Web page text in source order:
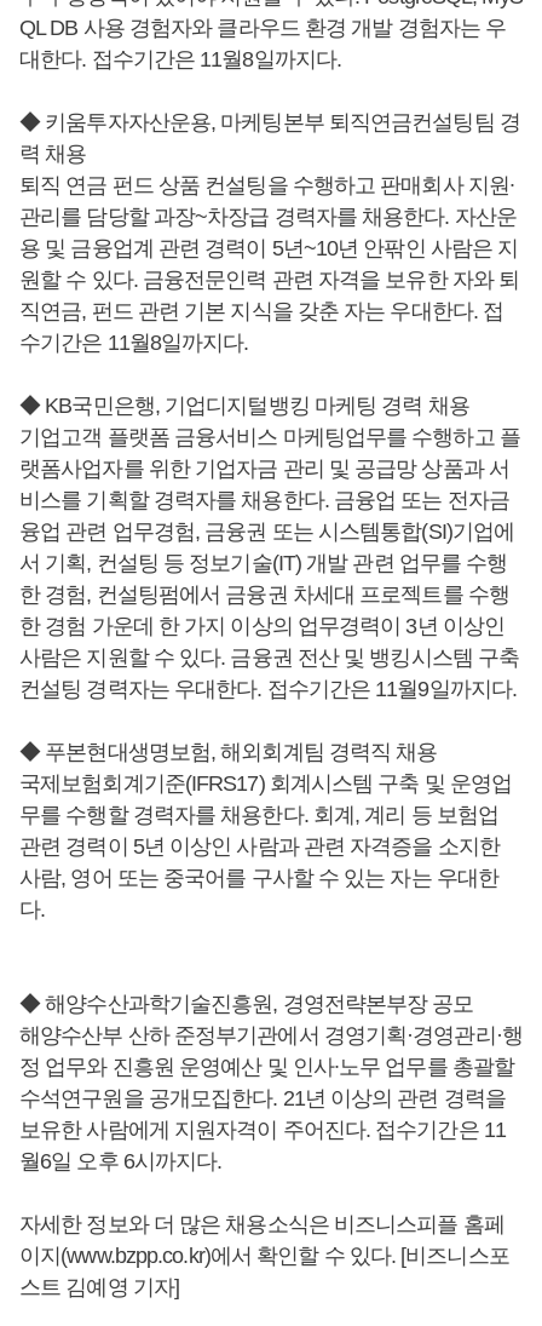
QL DB 사용 경험자와 클라우드 환경 개발 경험자는 우
대한다. 접수기간은 11월8일까지다.
◆ 키움투자자산운용, 마케팅본부 퇴직연금컨설팅팀 경
력 채용
퇴직 연금 펀드 상품 컨설팅을 수행하고 판매회사 지원∙
관리를 담당할 과장~차장급 경력자를 채용한다. 자산운
용 및 금융업계 관련 경력이 5년~10년 안팎인 사람은 지
원할 수 있다. 금융전문인력 관련 자격을 보유한 자와 퇴
직연금, 펀드 관련 기본 지식을 갖춘 자는 우대한다. 접
수기간은 11월8일까지다.
◆ KB국민은행, 기업디지털뱅킹 마케팅 경력 채용
기업고객 플랫폼 금융서비스 마케팅업무를 수행하고 플
랫폼사업자를 위한 기업자금 관리 및 공급망 상품과 서
비스를 기획할 경력자를 채용한다. 금융업 또는 전자금
융업 관련 업무경험, 금융권 또는 시스템통합(SI)기업에
서 기획, 컨설팅 등 정보기술(IT) 개발 관련 업무를 수행
한 경험, 컨설팅펌에서 금융권 차세대 프로젝트를 수행
한 경험 가운데 한 가지 이상의 업무경력이 3년 이상인
사람은 지원할 수 있다. 금융권 전산 및 뱅킹시스템 구축
컨설팅 경력자는 우대한다. 접수기간은 11월9일까지다.
◆ 푸본현대생명보험, 해외회계팀 경력직 채용
국제보험회계기준(IFRS17) 회계시스템 구축 및 운영업
무를 수행할 경력자를 채용한다. 회계, 계리 등 보험업
관련 경력이 5년 이상인 사람과 관련 자격증을 소지한
사람, 영어 또는 중국어를 구사할 수 있는 자는 우대한
다.
◆ 해양수산과학기술진흥원, 경영전략본부장 공모
해양수산부 산하 준정부기관에서 경영기획·경영관리·행
정 업무와 진흥원 운영예산 및 인사∙노무 업무를 총괄할
수석연구원을 공개모집한다. 21년 이상의 관련 경력을
보유한 사람에게 지원자격이 주어진다. 접수기간은 11
월6일 오후 6시까지다.
자세한 정보와 더 많은 채용소식은 비즈니스피플 홈페
이지(www.bzpp.co.kr)에서 확인할 수 있다. [비즈니스포
스트 김예영 기자]